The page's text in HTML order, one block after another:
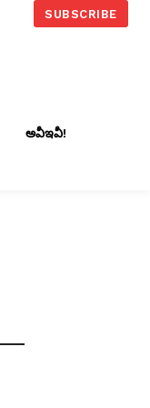
SUBSCRIBE
అవీఇవీ!